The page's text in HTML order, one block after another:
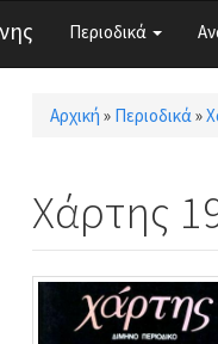
Περιοδικά
Είστε εδώ
Αρχική » Περιοδικά»
Χάρτης